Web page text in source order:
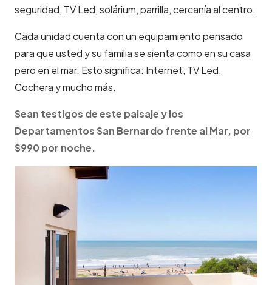
seguridad, TV Led, solárium, parrilla, cercanía al centro.
Cada unidad cuenta con un equipamiento pensado
para que usted y su familia se sienta como en su casa
pero en el mar. Esto significa: Internet, TV Led,
Cochera y mucho más.
Sean testigos de este paisaje y los
Departamentos San Bernardo frente al Mar, por
$990 por noche.